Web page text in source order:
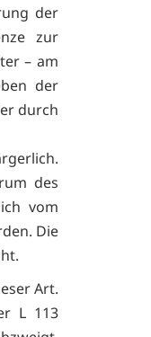
der
zur
– am
der
durch
des
vom
Die
Art.
L 113